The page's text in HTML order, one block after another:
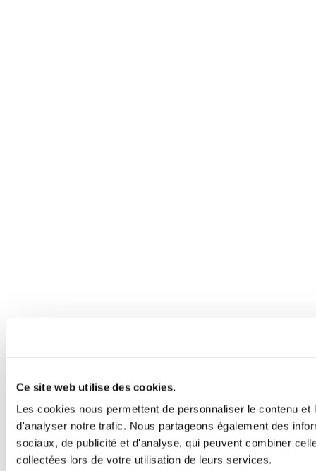
Ce site web utilise des cookies.
Les cookies nous permettent de personnaliser le contenu
d'analyser notre trafic. Nous partageons également des
sociaux, de publicité et d'analyse, qui peuvent combiner
collectées lors de votre utilisation de leurs services.